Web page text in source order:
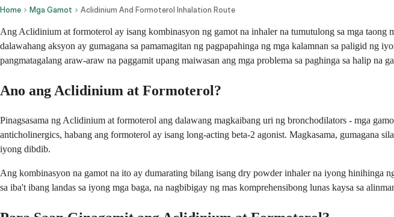
Home Mga Gamot Aclidinium And Formoterol Inhalation Route
Ang Aclidinium at formoterol ay isang kombinasyon ng gamot na inhaler na tumutulong sa mga
dalawahang aksyon ay gumagana sa pamamagitan ng pagpapahinga ng mga kalamnan sa paligid ng
pangmatagalang araw-araw na paggamit upang maiwasan ang mga problema sa paghinga sa halip na
Ano ang Aclidinium at Formoterol?
Pinagsasama ng Aclidinium at formoterol ang dalawang magkaibang uri ng bronchodilators - mga
anticholinergics, habang ang formoterol ay isang long-acting beta-2 agonist. Magkasama, gumagana
iyong dibdib.
Ang kombinasyon na gamot na ito ay dumarating bilang isang dry powder inhaler na iyong hinihinga
sa iba't ibang landas sa iyong mga baga, na nagbibigay ng mas komprehensibong lunas kaysa sa